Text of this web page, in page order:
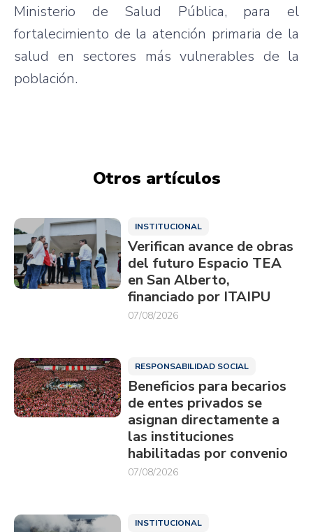
Ministerio de Salud Pública, para el
fortalecimiento de la atención primaria de la
salud en sectores más vulnerables de la
población.
Otros artículos
INSTITUCIONAL
Verifican avance de obras
del futuro Espacio TEA
en San Alberto,
financiado por ITAIPU
07/08/2026
RESPONSABILIDAD SOCIAL
Beneficios para becarios
de entes privados se
asignan directamente a
las instituciones
habilitadas por convenio
07/08/2026
INSTITUCIONAL